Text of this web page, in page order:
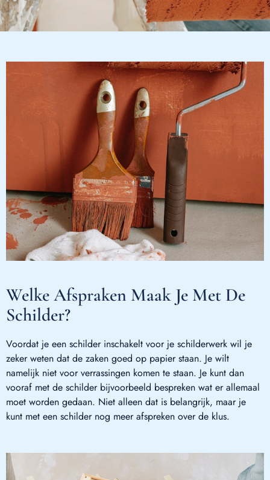
Welke Afspraken Maak Je Met De
Schilder?
Voordat je een schilder inschakelt voor je schilderwerk wil je
zeker weten dat de zaken goed op papier staan. Je wilt
namelijk niet voor verrassingen komen te staan. Je kunt dan
vooraf met de schilder bijvoorbeeld bespreken wat er allemaal
moet worden gedaan. Niet alleen dat is belangrijk, maar je
kunt met een schilder nog meer afspreken over de klus.